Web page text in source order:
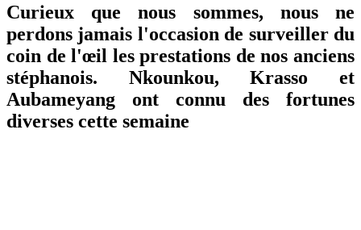
Curieux que nous sommes, nous ne
perdons jamais l'occasion de surveiller du
coin de l'œil les prestations de nos anciens
stéphanois. Nkounkou, Krasso et
Aubameyang ont connu des fortunes
diverses cette semaine